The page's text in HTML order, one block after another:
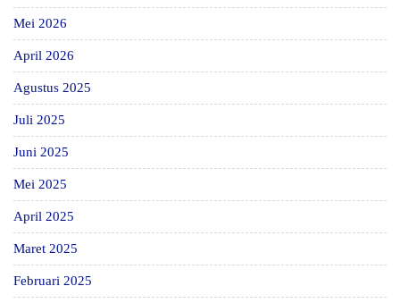
Mei 2026
April 2026
Agustus 2025
Juli 2025
Juni 2025
Mei 2025
April 2025
Maret 2025
Februari 2025